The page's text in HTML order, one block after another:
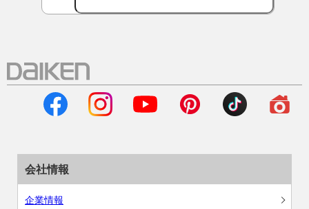
会社情報
企業情報